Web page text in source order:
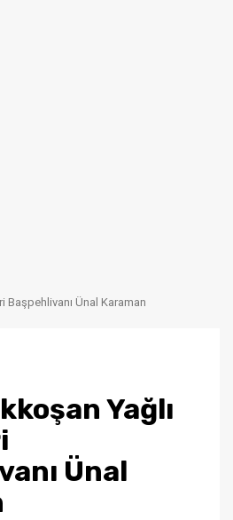
Başpehlivanı Ünal Karaman
Yağlı
Ünal